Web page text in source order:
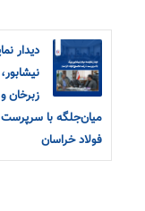
دیدار
زبرخان و
میان‌جلگه با
فولاد خراسان